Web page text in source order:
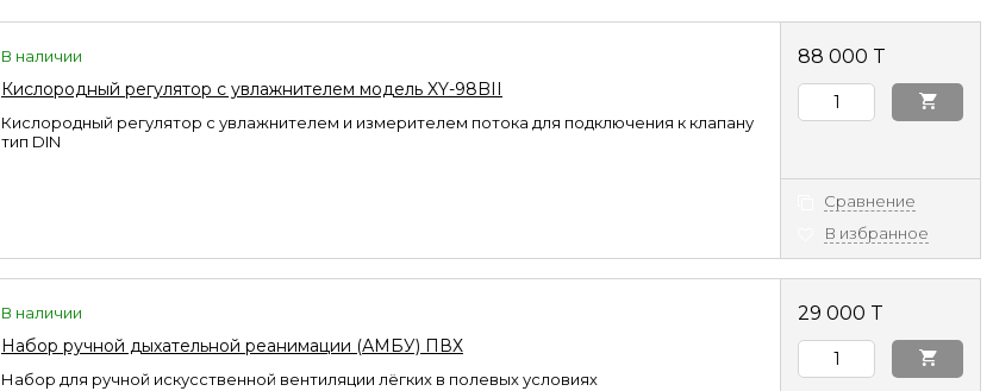
В наличии
Кислородный регулятор с увлажнителем модель XY-98BII
Кислородный регулятор с увлажнителем и измерителем потока для подключения к клапану
тип DIN
88 000 T
Сравнение
В избранное
В наличии
Набор ручной дыхательной реанимации (АМБУ) ПВХ
Набор для ручной искусственной вентиляции лёгких в полевых условиях
29 000 T